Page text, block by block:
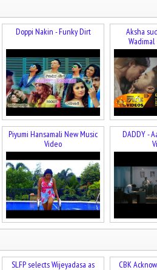
Doppi Nakin - Funky Dirt
Aksha
Piyumi Hansamali New Music
Video
DADDY -
SLFP selects Wijeyadasa as
CBK